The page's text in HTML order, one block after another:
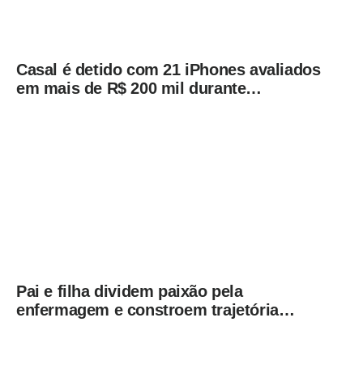
Casal é detido com 21 iPhones avaliados
em mais de R$ 200 mil durante
Pai e filha dividem paixão pela
enfermagem e constroem trajetória